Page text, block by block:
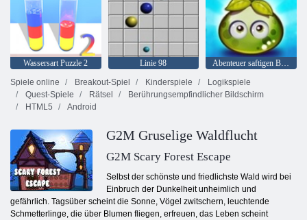
Wassersart Puzzle 2 Linie 98
Abenteuer saftigen Beeren
Spiele online
Breakout-Spiel Kinderspiele
Logikspiele
Quest-Spiele
Rätsel
Berührungsempfindlicher Bildschirm
HTML5
Android
G2M Gruselige Waldflucht
G2M Scary Forest Escape
Selbst der schönste und friedlichste Wald wird bei
Einbruch der Dunkelheit unheimlich und
gefährlich. Tagsüber scheint die Sonne, Vögel zwitschern, leuchtende
Schmetterlinge, die über Blumen fliegen, erfreuen, das Leben scheint